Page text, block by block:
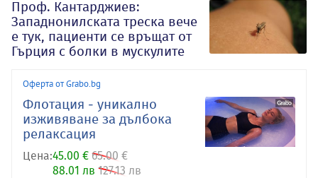
Проф. Кантарджиев:
Западнонилската треска вече
е тук, пациенти се връщат от
Гърция с болки в мускулите
Оферта от Grabo.bg
Флотация - уникално
изживяване за дълбока
релаксация
Цена:45.00 € 65.00 €
88.01 лв 127.13 лв